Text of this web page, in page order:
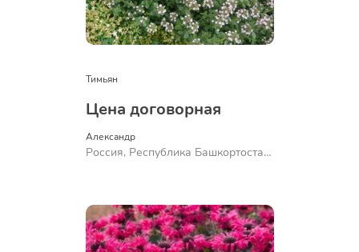
Тимьян
Цена договорная
Александр
Россия, Республика Башкортостан,